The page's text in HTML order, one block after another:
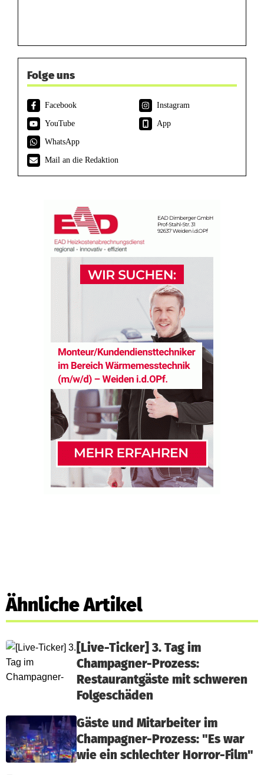
Folge uns
Facebook
Instagram
YouTube
App
WhatsApp
Mail an die Redaktion
Ähnliche Artikel
[Live-Ticker] 3. Tag im
Champagner-Prozess:
Restaurantgäste mit schweren
Folgeschäden
Gäste und Mitarbeiter im
Champagner-Prozess: "Es war
wie ein schlechter Horror-Film"